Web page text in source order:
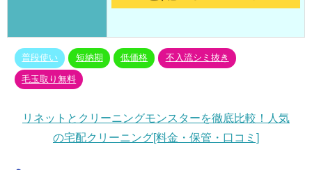
普段使い 短納期 低価格 不入流シミ抜き
毛玉取り無料
リネットとクリーニングモンスターを徹底比較！人気
の宅配クリーニング[料金・保管・口コミ]